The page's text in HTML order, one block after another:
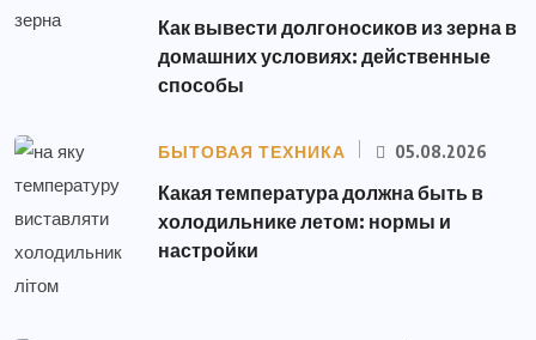
Как вывести долгоносиков из зерна в
домашних условиях: действенные
способы
БЫТОВАЯ ТЕХНИКА 05.08.2026
Какая температура должна быть в
холодильнике летом: нормы и
настройки